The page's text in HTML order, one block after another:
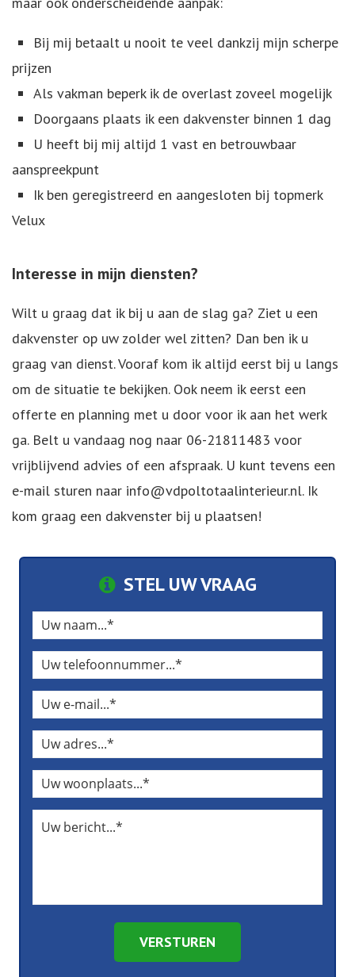
Bij mij betaalt u nooit te veel dankzij mijn scherpe
prijzen
Als vakman beperk ik de overlast zoveel mogelijk
Doorgaans plaats ik een dakvenster binnen 1 dag
U heeft bij mij altijd 1 vast en betrouwbaar
aanspreekpunt
Ik ben geregistreerd en aangesloten bij topmerk
Velux
Interesse in mijn diensten?
Wilt u graag dat ik bij u aan de slag ga? Ziet u een
dakvenster op uw zolder wel zitten? Dan ben ik u
graag van dienst. Vooraf kom ik altijd eerst bij u langs
om de situatie te bekijken. Ook neem ik eerst een
offerte en planning met u door voor ik aan het werk
ga. Belt u vandaag nog naar 06-21811483 voor
vrijblijvend advies of een afspraak. U kunt tevens een
e-mail sturen naar info@vdpoltotaalinterieur.nl. Ik
kom graag een dakvenster bij u plaatsen!
STEL UW VRAAG
VERSTUREN